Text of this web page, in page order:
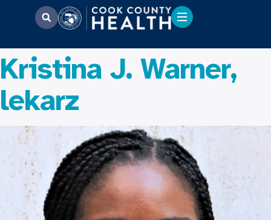
Kristina J. Warner,
lekarz